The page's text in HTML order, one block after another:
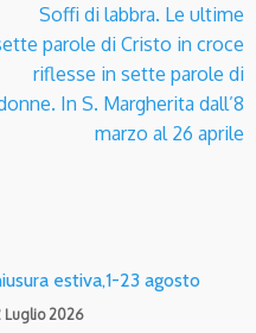
Soffi di labbra. Le ultime
parole di Cristo in croce
riflesse in sette parole di
In S. Margherita dall’8
marzo al 26 aprile
estiva,1-23 agosto
Luglio 2026